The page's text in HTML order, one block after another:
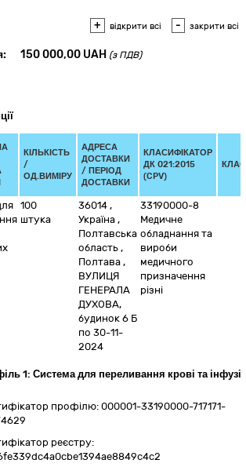
+ відкрити всі - закрити всі
150 000,00 UAH (з ПДВ)
КІЛЬКІСТЬ
/
ОД.ВИМІРУ
АДРЕСА
ДОСТАВКИ
/ ПЕРІОД
ДОСТАВКИ
КЛАСИФІКАТОР
ДК 021:2015
(CPV)
100
штука
36014 ,
Україна ,
Полтавська
область ,
Полтава ,
ВУЛИЦЯ
ГЕНЕРАЛА
ДУХОВА,
будинок 6 Б
по 30-11-
2024
33190000-8
Медичне
обладнання та
вироби
медичного
призначення
різні
1: Система для переливання крові та
профілю: 000001-33190000-717171-
реєстру: